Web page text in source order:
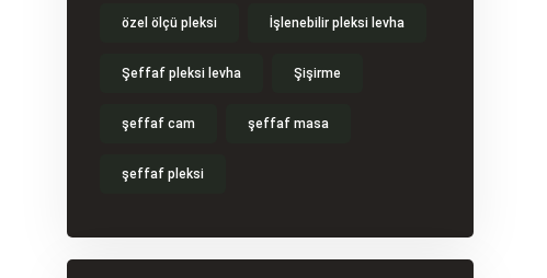
özel ölçü pleksi İşlenebilir pleksi levha
Şeffaf pleksi levha Şişirme
şeffaf cam şeffaf masa
şeffaf pleksi